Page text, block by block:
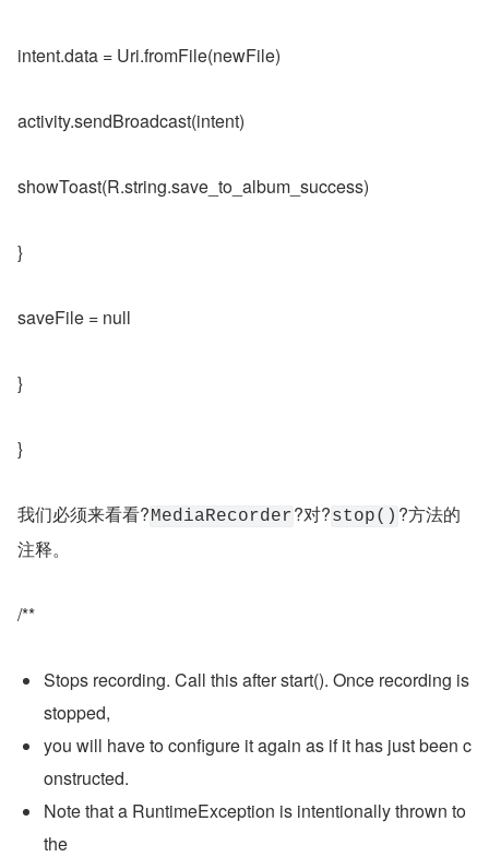
intent.data = Uri.fromFile(newFile)
activity.sendBroadcast(intent)
showToast(R.string.save_to_album_success)
}
saveFile = null
}
}
我们必须来看看?MediaRecorder?对?stop() ?方法的
注释。
/**
Stops recording. Call this after start(). Once recording is
stopped,
you will have to configure it again as if it has just been c
onstructed.
Note that a RuntimeException is intentionally thrown to
the